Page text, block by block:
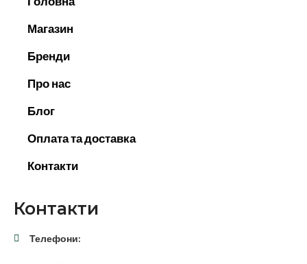
Магазин
Бренди
Про нас
Блог
Оплата та доставка
Контакти
Контакти
Телефони: